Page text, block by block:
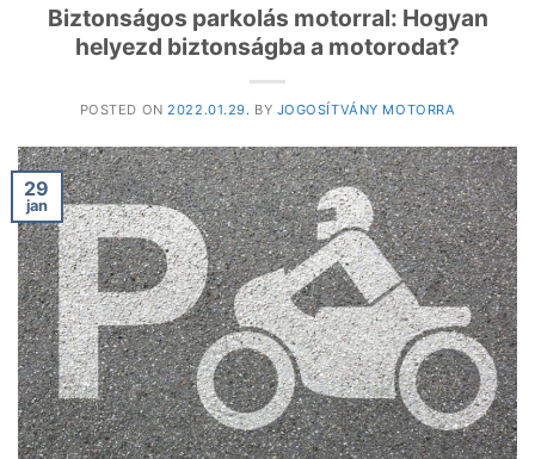
Biztonságos parkolás motorral: Hogyan
helyezd biztonságba a motorodat?
POSTED ON2022.01.29. BY JOGOSÍTVÁNY MOTORRA
29
jan